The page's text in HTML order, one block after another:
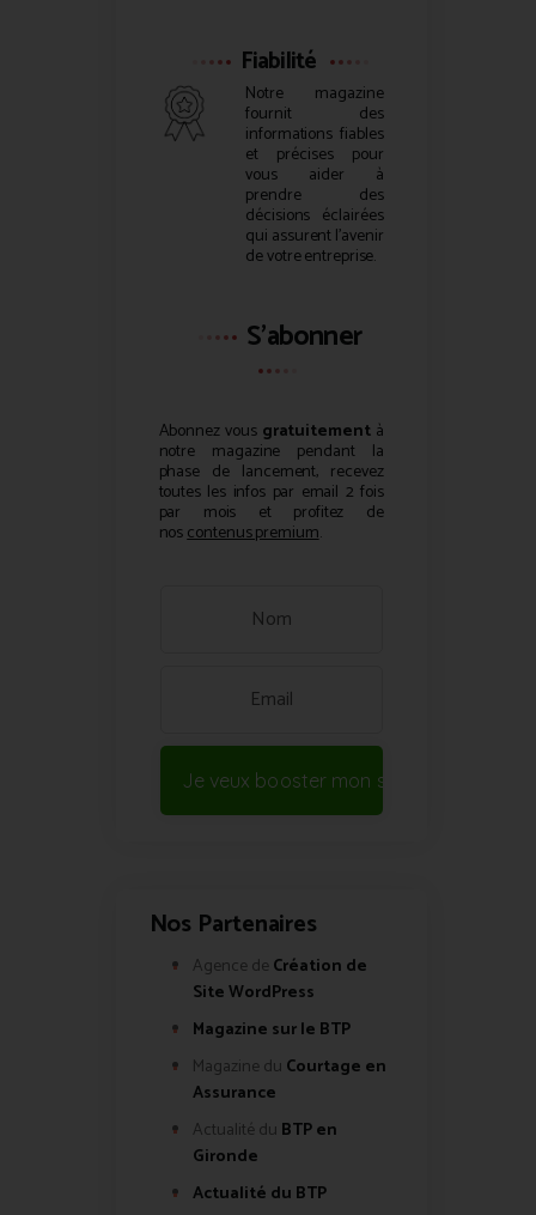
Fiabilité
Notre magazine
fournit des
informations fiables
et précises pour
vous aider à
prendre des
décisions éclairées
qui assurent l’avenir
de votre entreprise.
S'abonner
Abonnez vous gratuitementà
notre magazine pendant la
phase de lancement, recevez
toutes les infos par email 2 fois
par mois et profitez de
noscontenus premium.
Je veux booster mon site !
Nos Partenaires
Agence de Création de
Site WordPress
Magazine sur le BTP
Magazine du Courtage en
Assurance
Actualité du BTP en
Gironde
Actualité du BTP